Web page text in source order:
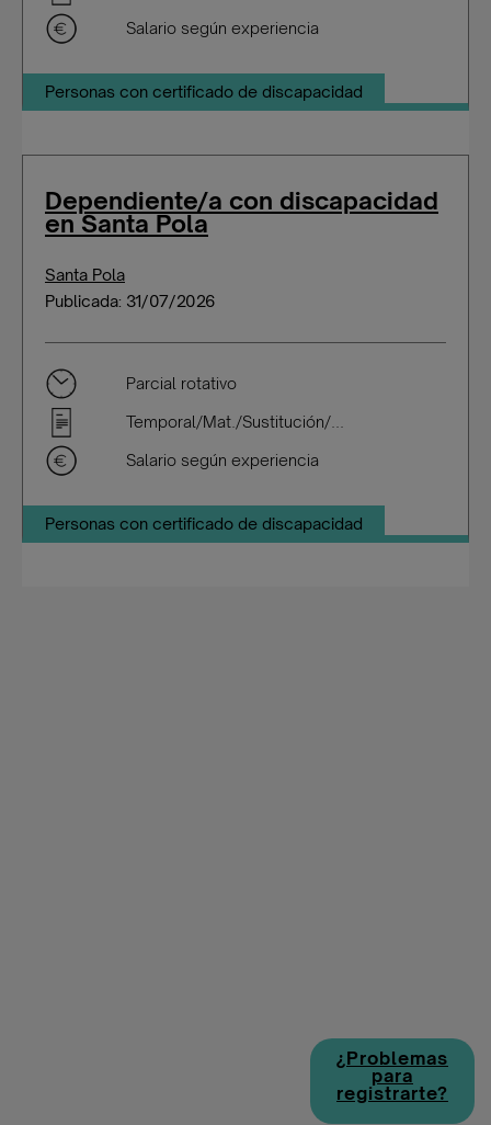
Salario según experiencia
Personas con certificado de discapacidad
Dependiente/a con discapacidad
en Santa Pola
Santa Pola
Publicada: 31/07/2026
Parcial rotativo
Temporal/Mat./Sustitución/...
Salario según experiencia
Personas con certificado de discapacidad
¿Problemas
para
registrarte?